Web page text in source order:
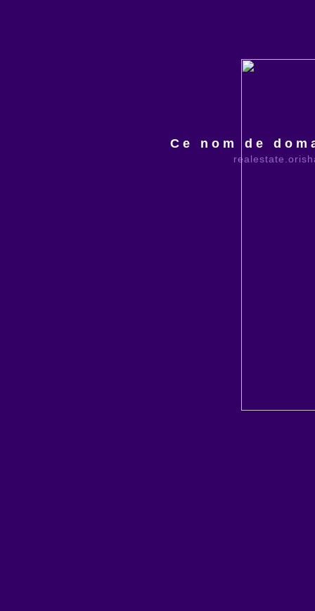
Ce nom de